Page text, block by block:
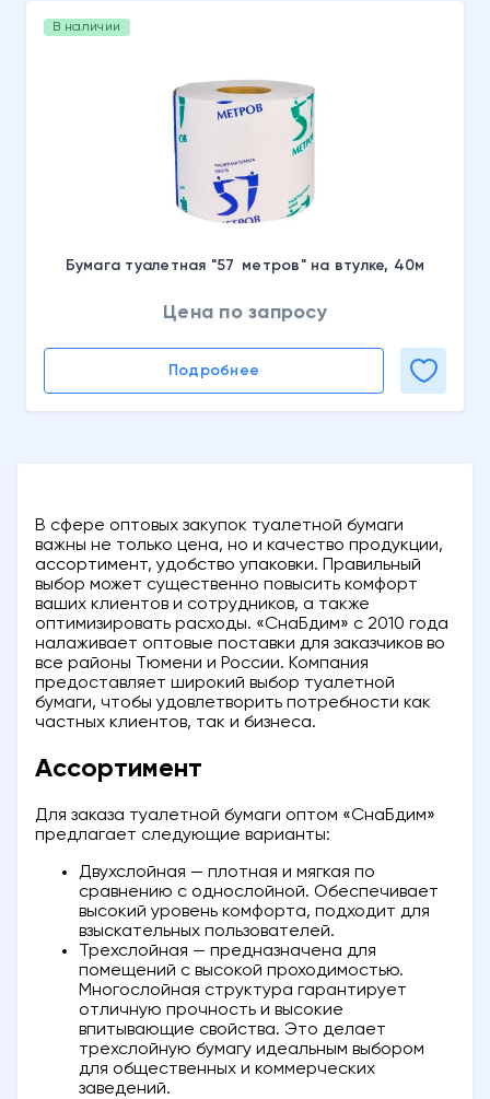
В наличии
Бумага туалетная "57 метров" на втулке, 40м
Цена по запросу
Подробнее
В сфере оптовых закупок туалетной бумаги
важны не только цена, но и качество продукции,
ассортимент, удобство упаковки. Правильный
выбор может существенно повысить комфорт
ваших клиентов и сотрудников, а также
оптимизировать расходы. «СнаБдим» с 2010 года
налаживает оптовые поставки для заказчиков во
все районы Тюмени и России. Компания
предоставляет широкий выбор туалетной
бумаги, чтобы удовлетворить потребности как
частных клиентов, так и бизнеса.
Ассортимент
Для заказа туалетной бумаги оптом «СнаБдим»
предлагает следующие варианты:
Двухслойная — плотная и мягкая по
сравнению с однослойной. Обеспечивает
высокий уровень комфорта, подходит для
взыскательных пользователей.
Трехслойная — предназначена для
помещений с высокой проходимостью.
Многослойная структура гарантирует
отличную прочность и высокие
впитывающие свойства. Это делает
трехслойную бумагу идеальным выбором
для общественных и коммерческих
заведений.